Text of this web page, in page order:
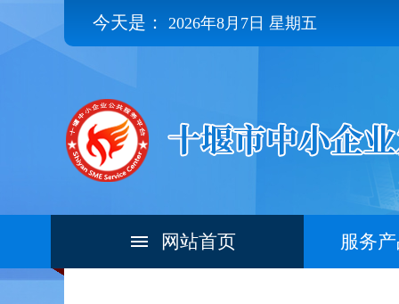
今天是： 2026年8月7日 星期五
网站首页 服务